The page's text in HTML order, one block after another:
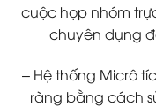
cuộc họp nhóm
chuyên dụng
– Hệ thống Micrô
ràng bằng cách